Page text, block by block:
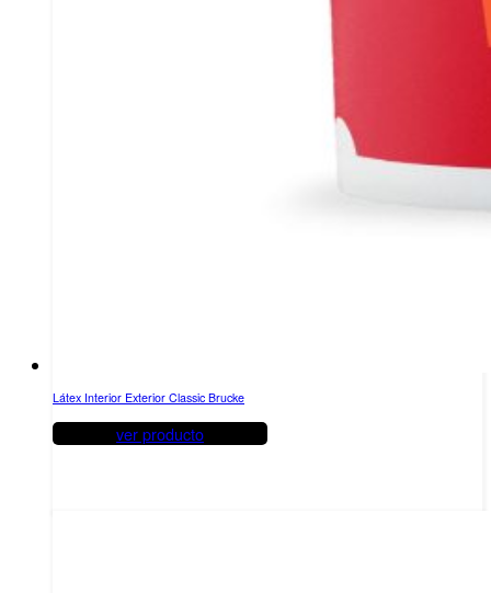
Látex Interior Exterior Classic Brucke
ver producto